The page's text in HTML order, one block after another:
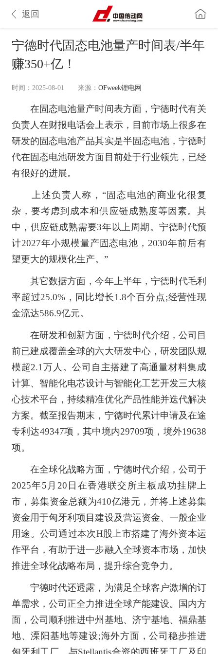
返回
宁德时代固态电池量产时间表/半年
赚350+亿！
时间：2025-08-01 来源： OFweek锂电网
在固态电池量产时间表方面，宁德时代有关
负责人在财报电话会上表示，目前市场上很多在
研发的固态电池产品其实是半固态电池，宁德时
代在固态电池研发方面目前处于行业领先，已经
有很好的进展。
上述负责人称，“固态电池的商业化很复
杂，要考虑到成本和供应链成熟度等因素。其
中，供应链成熟需要3年以上周期。宁德时代预
计2027年小规模量产固态电池，2030年前后有
望更大的规模化生产。”
其它数据方面，今年上半年，宁德时代毛利
率超过25.0%，同比增长1.8个百分点;经营性现
金流达586.9亿元。
在研发和创新方面，宁德时代介绍，公司目
前已建成覆盖全球的六大研发中心，研发团队规
模超2.1万人。公司自主搭建了高通量材料集成
计算、智能化电芯设计与智能化工艺开发三大核
心技术平台，持续精准优化产品性能并迭代解决
方案。截至报告期末，宁德时代累计申请及在途
专利达49347项，其中境内29709项，境外19638
项。
在全球化战略方面，宁德时代介绍，公司于
2025年5月20日在香港联交所主板成功挂牌上
市，募集资金总额为410亿港元，并将上述募集
资金用于匈牙利项目建设及营运资金、一般企业
用途。公司通过本次H股上市搭建了海外资本运
作平台，有助于进一步融入全球资本市场，加快
推进全球化战略布局，提升综合竞争力。
宁德时代还透露，为满足全球客户激增的订
单需求，公司正全力推进全球产能建设。国内方
面，公司顺利推进中州基地、济宁基地、福鼎基
地、溧阳基地等建设;海外方面，公司稳步推进
匈牙利工厂、与Stellantis合资的西班牙工厂及印